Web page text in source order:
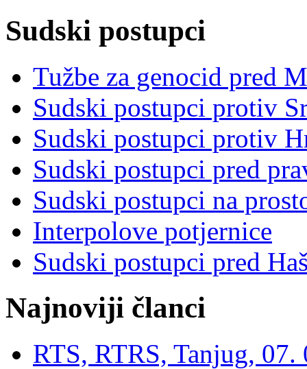
Sudski postupci
Tužbe za genocid pred
Sudski postupci protiv
Sudski postupci protiv
Sudski postupci pred
Sudski postupci na
Interpolove potjernice
Sudski postupci pred
Najnoviji članci
RTS, RTRS, Tanjug,